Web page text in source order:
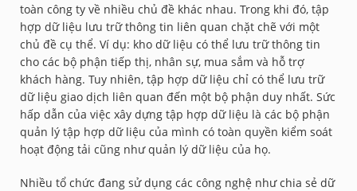
toàn công ty về nhiều chủ đề khác nhau. Trong khi đó, tập
hợp dữ liệu lưu trữ thông tin liên quan chặt chẽ với một
chủ đề cụ thể. Ví dụ: kho dữ liệu có thể lưu trữ thông tin
cho các bộ phận tiếp thị, nhân sự, mua sắm và hỗ trợ
khách hàng. Tuy nhiên, tập hợp dữ liệu chỉ có thể lưu trữ
dữ liệu giao dịch liên quan đến một bộ phận duy nhất. Sức
hấp dẫn của việc xây dựng tập hợp dữ liệu là các bộ phận
quản lý tập hợp dữ liệu của mình có toàn quyền kiểm soát
hoạt động tải cũng như quản lý dữ liệu của họ.
Nhiều tổ chức đang sử dụng các công nghệ như chia sẻ dữ